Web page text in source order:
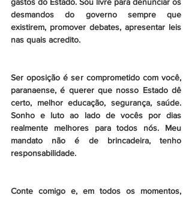
desmandos do governo sempre que
existirem, promover debates, apresentar leis
nas quais acredito.
Ser oposição é ser comprometido com você,
paranaense, é querer que nosso Estado dê
certo, melhor educação, segurança, saúde.
Sonho e luto ao lado de vocês por dias
realmente melhores para todos nós. Meu
mandato não é de brincadeira, tenho
responsabilidade.
Conte comigo e, em todos os momentos,